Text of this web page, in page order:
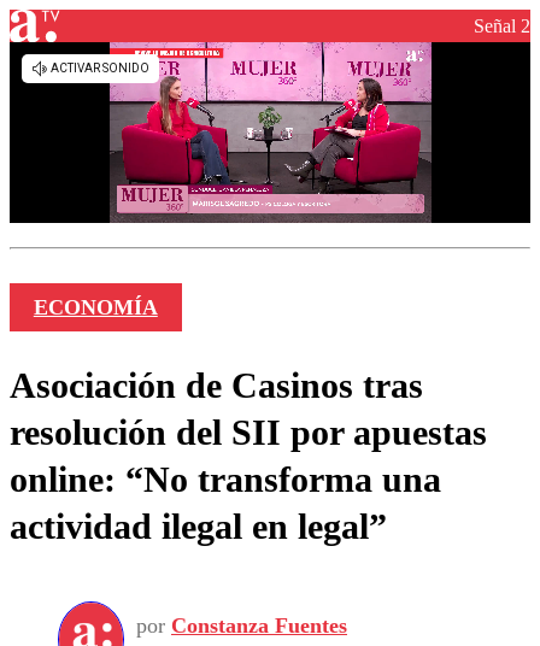
Señal 2
ECONOMÍA
Asociación de Casinos tras
resolución del SII por apuestas
online: “No transforma una
actividad ilegal en legal”
por Constanza Fuentes